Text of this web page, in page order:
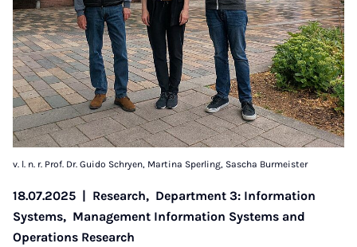
v. l. n. r. Prof. Dr. Guido Schryen, Martina Sperling, Sascha Burmeister
18.07.2025 | Research, Department 3: Information
Systems, Management Information Systems and
Operations Research